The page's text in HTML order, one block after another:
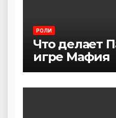
РОЛИ
Что делает
игре Мафия